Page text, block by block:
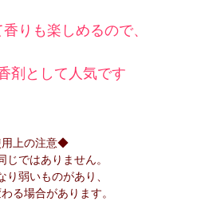
りも楽しめるので、
剤として人気です
上の注意◆
じではありません。
り弱いものがあり、
る場合があります。